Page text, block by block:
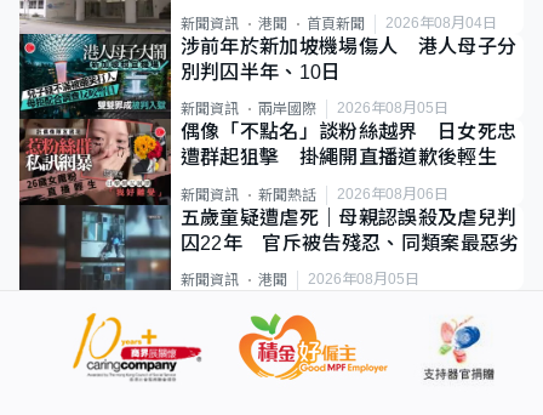
新聞資訊 港聞 首頁新聞 2026年08月04日
涉前年於新加坡機場傷人 港人母子分
別判囚半年、10日
新聞資訊 兩岸國際 2026年08月05日
偶像「不點名」談粉絲越界 日女死忠
遭群起狙擊 掛繩開直播道歉後輕生
新聞資訊 新聞熱話 2026年08月06日
五歲童疑遭虐死｜母親認誤殺及虐兒判
囚22年 官斥被告殘忍、同類案最惡劣
新聞資訊 港聞 2026年08月05日